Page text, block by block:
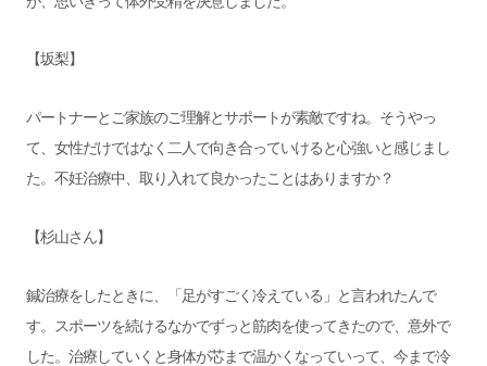
【坂梨】
パートナーとご家族のご理解とサポートが素敵ですね。そうやっ
て、女性だけではなく二人で向き合っていけると心強いと感じまし
た。不妊治療中、取り入れて良かったことはありますか？
【杉山さん】
鍼治療をしたときに、「足がすごく冷えている」と言われたんで
す。スポーツを続けるなかでずっと筋肉を使ってきたので、意外で
した。治療していくと身体が芯まで温かくなっていって、今まで冷